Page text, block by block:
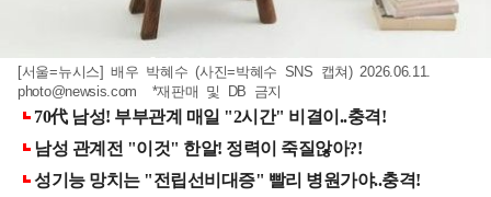
[서울=뉴시스] 배우 박혜수 (사진=박혜수 SNS 캡쳐) 2026.06.11.
photo@newsis.com *재판매 및 DB 금지